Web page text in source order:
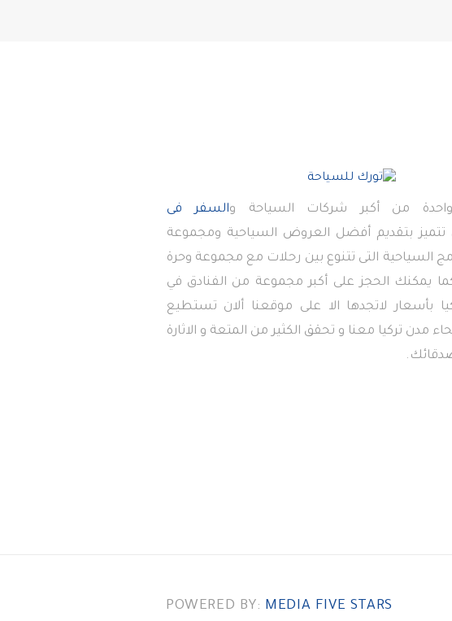
من أكبر شركات السياحة والسفر فى
بتقديم أفضل العروض السياحية ومجموعة
السياحية التى تتنوع بين رحلات مع مجموعة وحرة
يمكنك الحجز على أكبر مجموعة من الفنادق في
بأسعار لاتجدها الا على موقعنا ألان تستطيع
مدن تركيا معنا و تحقق الكثير من المتعة و الاثارة
POWERED BY: MEDIA FIVE STARS